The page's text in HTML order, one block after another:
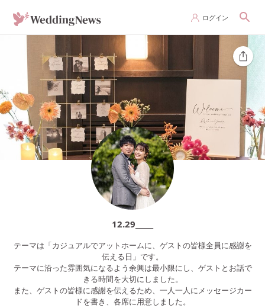
ログイン
12.29_____
テーマは「カジュアルでアットホームに、ゲストの皆様全員に感謝を
伝える日」です。
テーマに沿った雰囲気になるよう余興は最小限にし、ゲストとお話で
きる時間を大切にしました。
また、ゲストの皆様に感謝を伝えるため、一人一人にメッセージカー
ドを書き、各席に用意しました。